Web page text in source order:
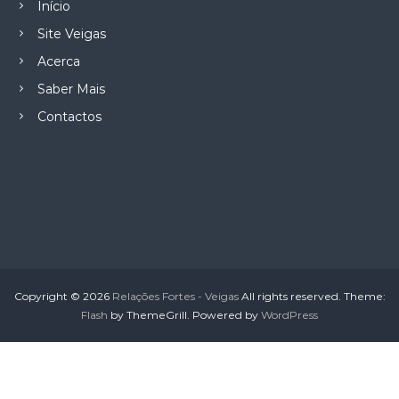
Início
Site Veigas
Acerca
Saber Mais
Contactos
Copyright © 2026 Relações Fortes - VeigasAll rights reserved. Theme:
Flash by ThemeGrill. Powered by WordPress